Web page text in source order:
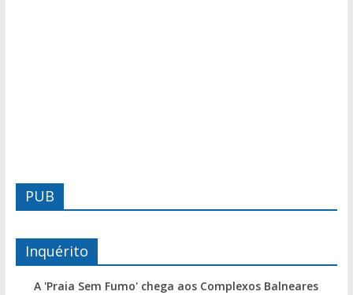
PUB
Inquérito
A 'Praia Sem Fumo' chega aos Complexos Balneares